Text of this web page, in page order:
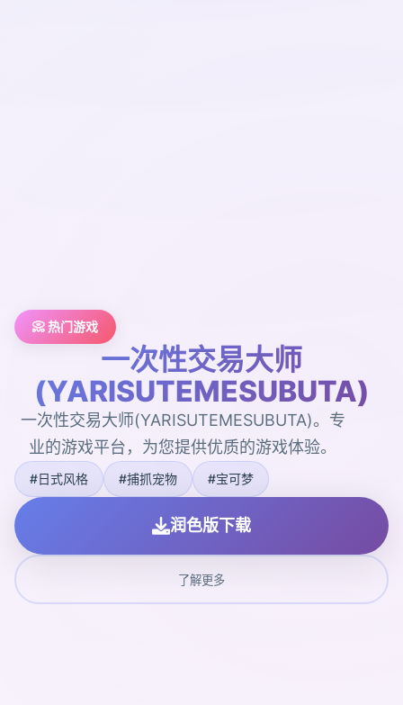
📀 热门游戏
一次性交易大师
(YARISUTEMESUBUTA)
一次性交易大师(YARISUTEMESUBUTA)。专
业的游戏平台，为您提供优质的游戏体验。
#日式风格 #捕抓宠物 #宝可梦
润色版下载
了解更多